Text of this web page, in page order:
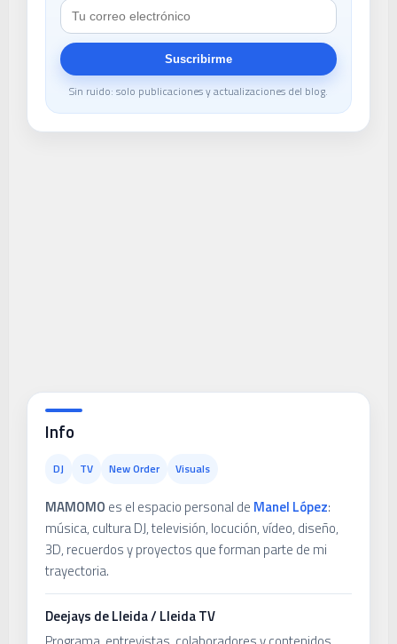
Suscribirme
Sin ruido: solo publicaciones y actualizaciones del blog.
Info
DJ TV New Order Visuals
MAMOMO es el espacio personal de Manel López:
música, cultura DJ, televisión, locución, vídeo, diseño,
3D, recuerdos y proyectos que forman parte de mi
trayectoria.
Deejays de Lleida / Lleida TV